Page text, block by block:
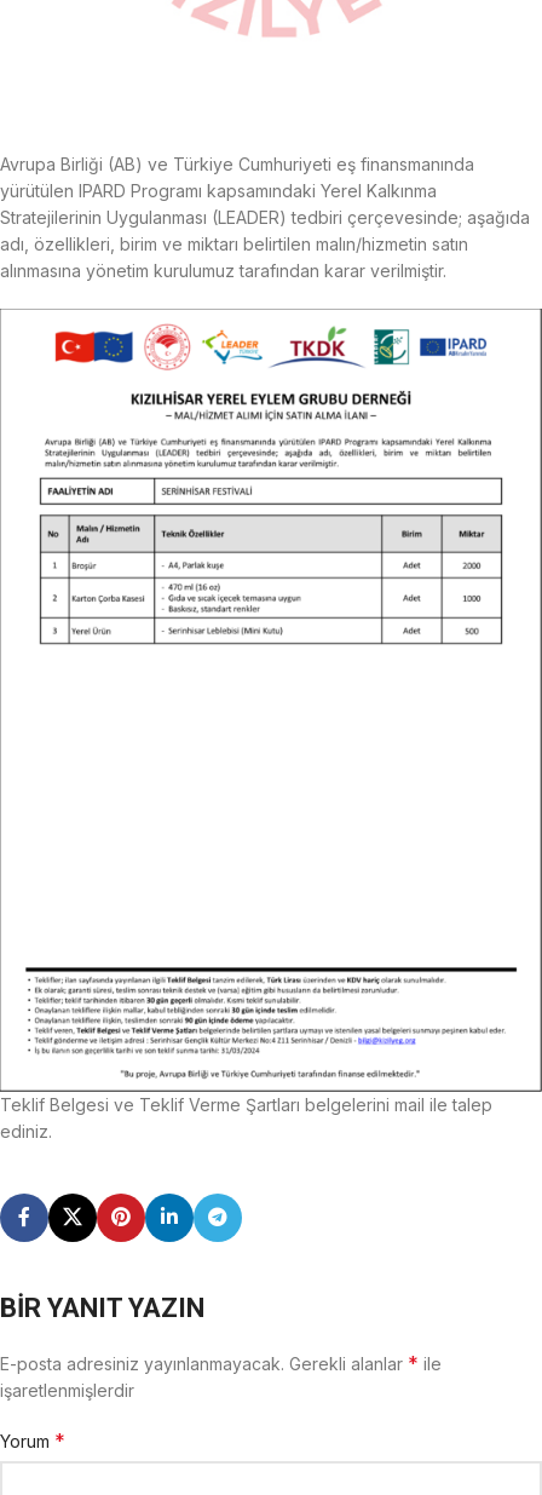
Avrupa Birliği (AB) ve Türkiye Cumhuriyeti eş finansmanında
yürütülen IPARD Programı kapsamındaki Yerel Kalkınma
Stratejilerinin Uygulanması (LEADER) tedbiri çerçevesinde; aşağıda
adı, özellikleri, birim ve miktarı belirtilen malın/hizmetin satın
alınmasına yönetim kurulumuz tarafından karar verilmiştir.
Teklif Belgesi ve Teklif Verme Şartları belgelerini mail ile talep
ediniz.
BIR YANIT YAZIN
E-posta adresiniz yayınlanmayacak. Gerekli alanlar * ile
işaretlenmişlerdir
Yorum *